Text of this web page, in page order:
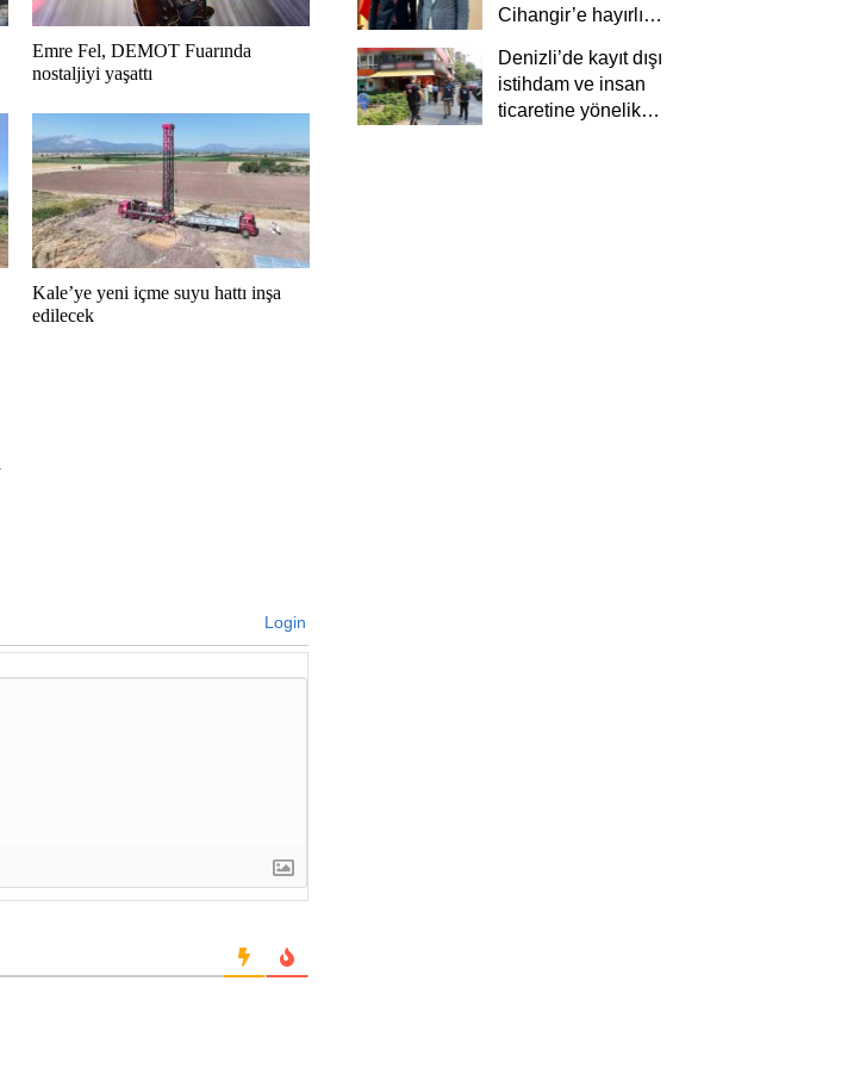
Emre Fel, DEMOT Fuarında
nostaljiyi yaşattı
Kale’ye yeni içme suyu hattı inşa
edilecek
Login
Cihangir’e hayırlı
Denizli’de kayıt dışı
istihdam ve insan
ticaretine yönelik